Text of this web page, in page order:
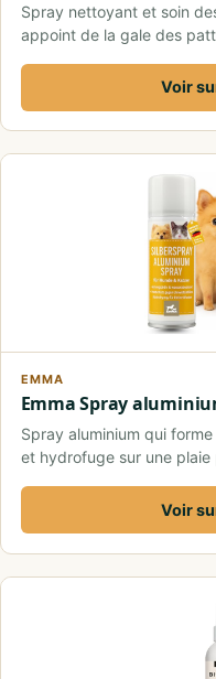
Spray nettoyant et soin
appoint de la gale des
Voir
EMMA
Emma Spray
Spray aluminium qui
et hydrofuge sur une plaie
Voir